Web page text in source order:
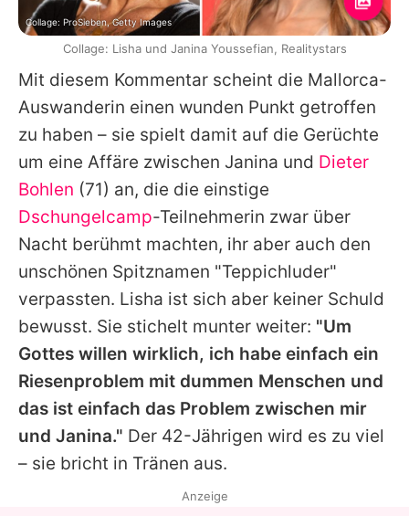
Mit diesem Kommentar scheint die Mallorca-
Auswanderin einen wunden Punkt getroffen
zu haben – sie spielt damit auf die Gerüchte
um eine Affäre zwischen Janina und Dieter
Bohlen (71) an, die die einstige
Dschungelcamp-Teilnehmerin zwar über
Nacht berühmt machten, ihr aber auch den
unschönen Spitznamen "Teppichluder"
verpassten. Lisha ist sich aber keiner Schuld
bewusst. Sie stichelt munter weiter: "Um
Gottes willen wirklich, ich habe einfach ein
Riesenproblem mit dummen Menschen und
das ist einfach das Problem zwischen mir
und Janina." Der 42-Jährigen wird es zu viel
– sie bricht in Tränen aus.
Collage: ProSieben, Getty Images
Collage: Lisha und Janina Youssefian, Realitystars
Anzeige